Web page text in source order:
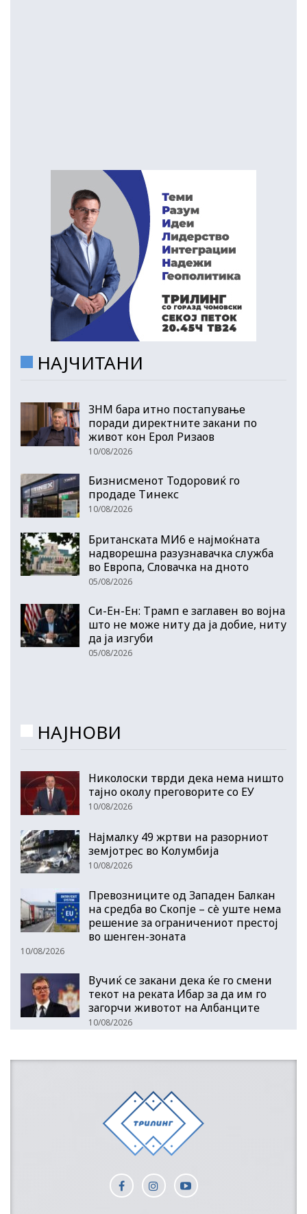
НАЈЧИТАНИ
ЗНМ бара итно постапување
поради директните закани по
живот кон Ерол Ризаов
10/08/2026
Бизнисменот Тодоровиќ го
продаде Тинекс
10/08/2026
Британската МИ6 е најмоќната
надворешна разузнавачка служба
во Европа, Словачка на дното
05/08/2026
Си-Ен-Ен: Трамп е заглавен во војна
што не може ниту да ја добие, ниту
да ја изгуби
05/08/2026
НАЈНОВИ
Николоски тврди дека нема ништо
тајно околу преговорите со ЕУ
10/08/2026
Најмалку 49 жртви на разорниот
земјотрес во Колумбија
10/08/2026
Превозниците од Западен Балкан
на средба во Скопје – сè уште нема
решение за ограничениот престој
во шенген-зоната
10/08/2026
Вучиќ се закани дека ќе го смени
текот на реката Ибар за да им го
загорчи животот на Албанците
10/08/2026